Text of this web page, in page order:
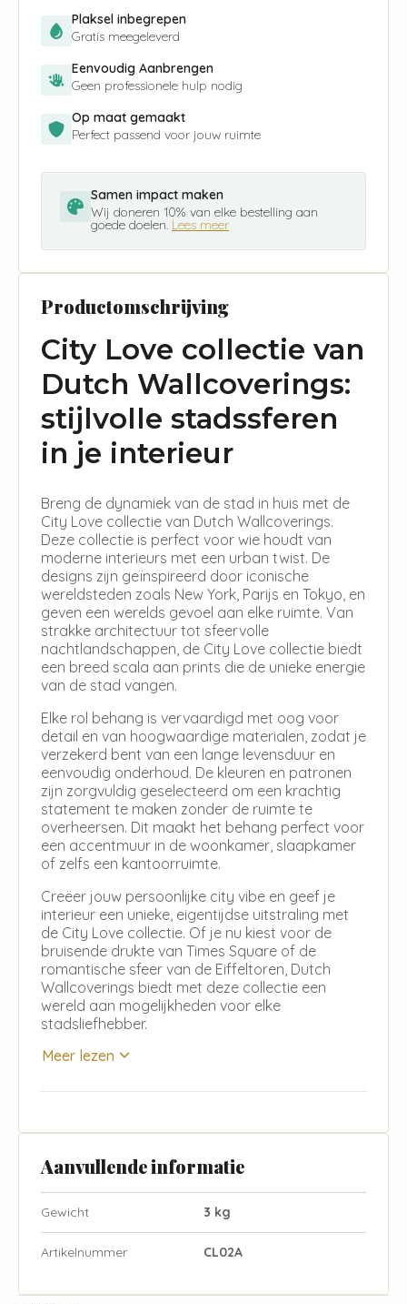
Plaksel inbegrepen
Gratis meegeleverd
Eenvoudig Aanbrengen
Geen professionele hulp nodig
Op maat gemaakt
Perfect passend voor jouw ruimte
Samen impact maken
Wij doneren 10% van elke bestelling aan
goede doelen. Lees meer
Productomschrijving
City Love collectie van
Dutch Wallcoverings:
stijlvolle stadssferen
in je interieur
Breng de dynamiek van de stad in huis met de
City Love collectie van Dutch Wallcoverings.
Deze collectie is perfect voor wie houdt van
moderne interieurs met een urban twist. De
designs zijn geïnspireerd door iconische
wereldsteden zoals New York, Parijs en Tokyo, en
geven een werelds gevoel aan elke ruimte. Van
strakke architectuur tot sfeervolle
nachtlandschappen, de City Love collectie biedt
een breed scala aan prints die de unieke energie
van de stad vangen.
Elke rol behang is vervaardigd met oog voor
detail en van hoogwaardige materialen, zodat je
verzekerd bent van een lange levensduur en
eenvoudig onderhoud. De kleuren en patronen
zijn zorgvuldig geselecteerd om een krachtig
statement te maken zonder de ruimte te
overheersen. Dit maakt het behang perfect voor
een accentmuur in de woonkamer, slaapkamer
of zelfs een kantoorruimte.
Creëer jouw persoonlijke city vibe en geef je
interieur een unieke, eigentijdse uitstraling met
de City Love collectie. Of je nu kiest voor de
bruisende drukte van Times Square of de
romantische sfeer van de Eiffeltoren, Dutch
Wallcoverings biedt met deze collectie een
wereld aan mogelijkheden voor elke
stadsliefhebber.
Meer lezen
Aanvullende informatie
Gewicht 3 kg
Artikelnummer CL02A